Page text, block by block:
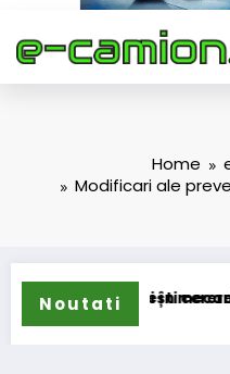
Home
Modificari ale
Noutati
în mecanism permanent
cererea deschiderii